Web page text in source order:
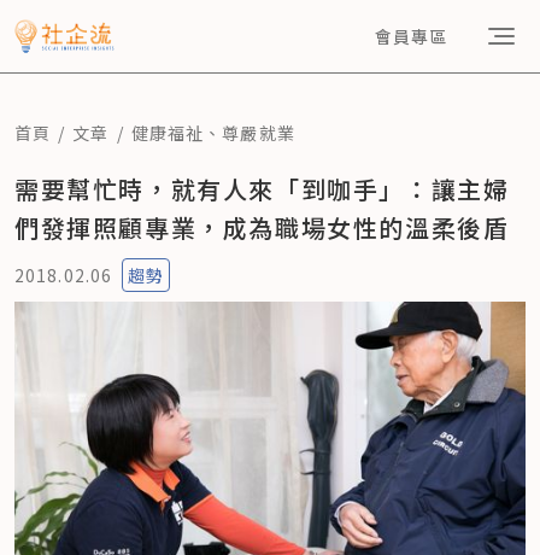
會員專區
首頁 文章 健康福祉 、尊嚴就業
需要幫忙時，就有人來「到咖手」：讓主婦
們發揮照顧專業，成為職場女性的溫柔後盾
2018.02.06 趨勢